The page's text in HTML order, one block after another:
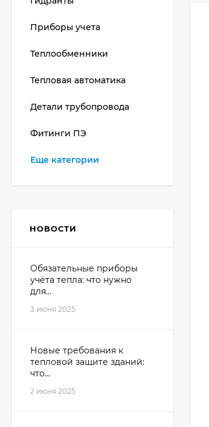
Приборы учета
Теплообменники
Тепловая автоматика
Детали трубопровода
Фитинги ПЭ
Еще категории
НОВОСТИ
Обязательные приборы
учёта тепла: что нужно
для...
3 июня 2025
Новые требования к
тепловой защите зданий:
что...
2 июня 2025